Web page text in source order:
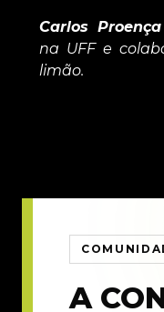
Carlos Proença
na UFF e
limão.
A